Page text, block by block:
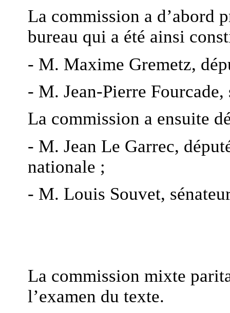
La commission a d’abord
bureau qui a été ainsi
- M. Maxime Gremetz,
- M. Jean-Pierre
La commission a ensuite
- M. Jean Le Garrec,
nationale ;
- M. Louis Souvet,
La commission mixte
l’examen du texte.